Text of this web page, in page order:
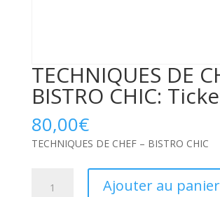
TECHNIQUES DE
BISTRO CHIC:
80,00€
TECHNIQUES DE CHEF – BISTRO CHIC
Ajouter au panier